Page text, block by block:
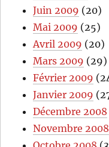
Juin 2009 (20)
Mai 2009 (25)
Avril 2009 (20)
Mars 2009 (29)
Février 2009
Janvier 2009
Décembre 2008
Novembre 2008